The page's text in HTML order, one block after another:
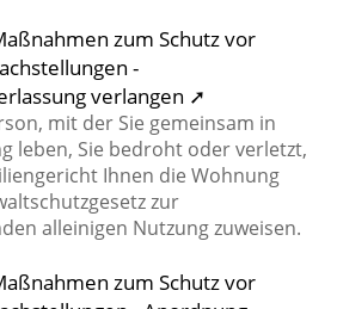
zum Schutz vor
-
verlangen ➚
mit der Sie gemeinsam in
leben, Sie bedroht oder verletzt,
Ihnen die Wohnung
zur
alleinigen Nutzung zuweisen.
zum Schutz vor